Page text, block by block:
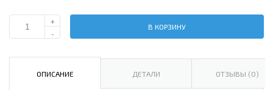
Количество
оцинкованный
С21ПГ-1000-
+
-
В КОРЗИНУ
ОПИСАНИЕ ДЕТАЛИ ОТЗЫВЫ (0)